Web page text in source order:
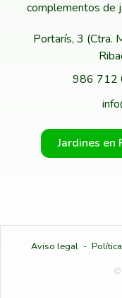
complementos de
Portarís, 3 (Ctra.
986 712
Jardines en
Aviso legal -
©